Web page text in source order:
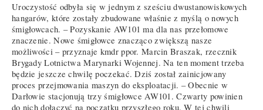
Uroczystość odbyła się w jednym z sześciu dwustanowiskowych
hangarów, które zostały zbudowane właśnie z myślą o nowych
śmigłowcach. – Pozyskanie AW101 ma dla nas przełomowe
znaczenie. Nowe śmigłowce znacząco zwiększą nasze
możliwości – przyznaje kmdr ppor. Marcin Braszak, rzecznik
Brygady Lotnictwa Marynarki Wojennej. Na ten moment trzeba
będzie jeszcze chwilę poczekać. Dziś został zainicjowany
proces przejmowania maszyn do eksploatacji. – Obecnie w
Darłowie stacjonują trzy śmigłowce AW101. Czwarty powinien
do nich dołączyć na początku przyszłego roku. W tej chwili